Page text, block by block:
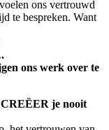
ons vertrouwd
te bespreken. Want
ons werk over te
je nooit